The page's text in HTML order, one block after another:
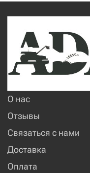
О нас
Отзывы
Связаться с нами
Доставка
Оплата